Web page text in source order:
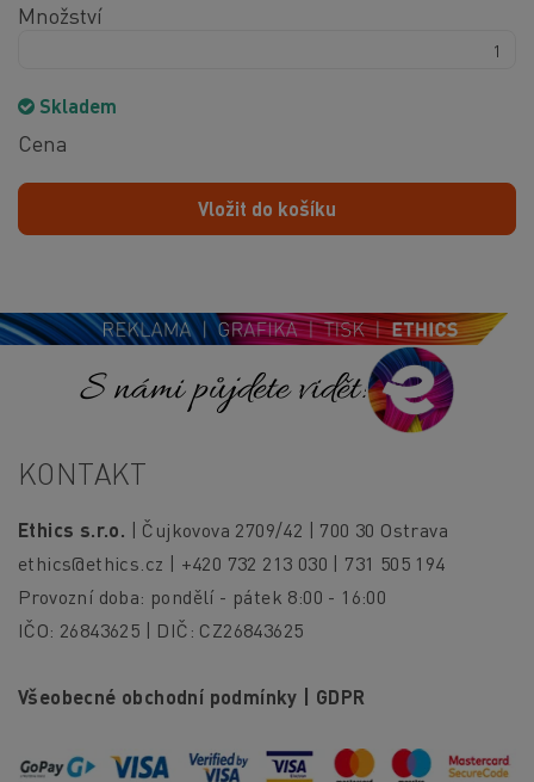
Množství
Skladem
Cena
Vložit do košíku
S námi půjdete vidět!
KONTAKT
Ethics s.r.o. | Čujkovova 2709/42 | 700 30 Ostrava
ethics@ethics.cz | +420 732 213 030 | 731 505 194
Provozní doba: pondělí - pátek 8:00 - 16:00
IČO: 26843625 | DIČ: CZ26843625
Všeobecné obchodní podmínky GDPR